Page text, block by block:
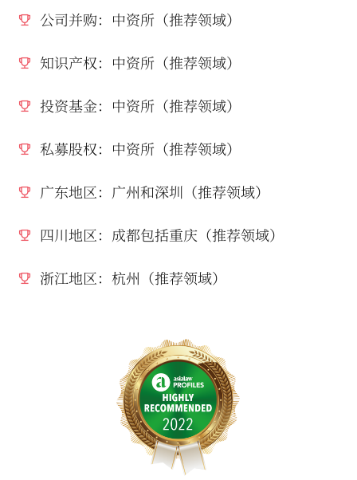
公司并购：中资所（推荐领域）
知识产权：中资所（推荐领域）
投资基金：中资所（推荐领域）
私募股权：中资所（推荐领域）
广东地区：广州和深圳（推荐领域）
四川地区：成都包括重庆（推荐领域）
浙江地区：杭州（推荐领域）